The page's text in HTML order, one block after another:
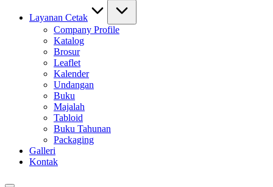
Layanan Cetak
Company Profile
Katalog
Brosur
Leaflet
Kalender
Undangan
Buku
Majalah
Tabloid
Buku Tahunan
Packaging
Galleri
Kontak